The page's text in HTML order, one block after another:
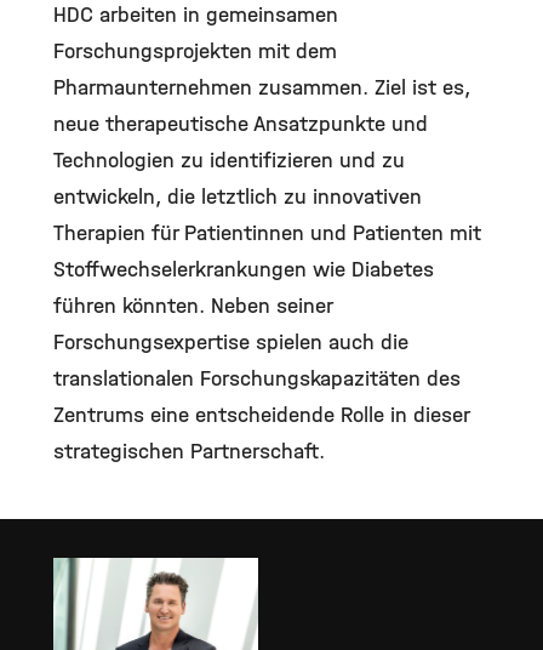
HDC arbeiten in gemeinsamen
Forschungsprojekten mit dem
Pharmaunternehmen zusammen. Ziel ist es,
neue therapeutische Ansatzpunkte und
Technologien zu identifizieren und zu
entwickeln, die letztlich zu innovativen
Therapien für Patientinnen und Patienten mit
Stoffwechselerkrankungen wie Diabetes
führen könnten. Neben seiner
Forschungsexpertise spielen auch die
translationalen Forschungskapazitäten des
Zentrums eine entscheidende Rolle in dieser
strategischen Partnerschaft.